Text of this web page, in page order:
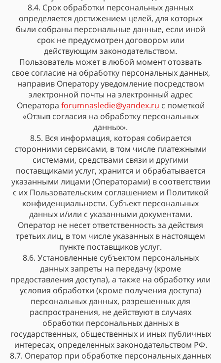
8.4. Срок обработки персональных данных
определяется достижением целей, для которых
были собраны персональные данные, если иной
срок не предусмотрен договором или
действующим законодательством.
Пользователь может в любой момент отозвать
свое согласие на обработку персональных данных,
направив Оператору уведомление посредством
электронной почты на электронный адрес
Оператора forumnasledie@yandex.ru с пометкой
«Отзыв согласия на обработку персональных
данных».
8.5. Вся информация, которая собирается
сторонними сервисами, в том числе платежными
системами, средствами связи и другими
поставщиками услуг, хранится и обрабатывается
указанными лицами (Операторами) в соответствии
с их Пользовательским соглашением и Политикой
конфиденциальности. Субъект персональных
данных и/или с указанными документами.
Оператор не несет ответственность за действия
третьих лиц, в том числе указанных в настоящем
пункте поставщиков услуг.
8.6. Установленные субъектом персональных
данных запреты на передачу (кроме
предоставления доступа), а также на обработку или
условия обработки (кроме получения доступа)
персональных данных, разрешенных для
распространения, не действуют в случаях
обработки персональных данных в
государственных, общественных и иных публичных
интересах, определенных законодательством РФ.
8.7. Оператор при обработке персональных данных